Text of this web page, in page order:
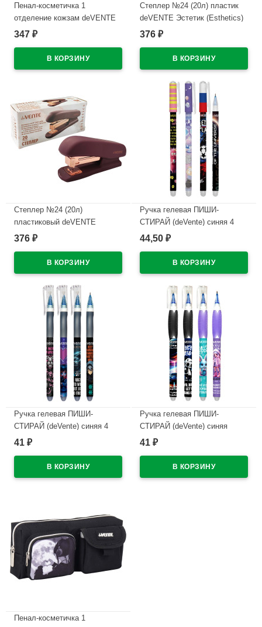
Пенал-косметичка 1
отделение кожзам deVENTE
Нельзя ручка-петля
347 ₽
Степлер №24 (20л) пластик
deVENTE Эстетик (Esthetics)
лавандово-пепельный с
376 ₽
Степлер №24 (20л)
пластиковый deVENTE
Эстетик (Esthetics) бургунди с
376 ₽
Ручка гелевая ПИШИ-
СТИРАЙ (deVente) синяя 4
дизайна корпуса ассорти
44,50 ₽
Ручка гелевая ПИШИ-
СТИРАЙ (deVente) синяя 4
дизайна корпуса ассорти
41 ₽
Ручка гелевая ПИШИ-
СТИРАЙ (deVente) синяя
ассорти 0,5мм арт.5051626
41 ₽
Пенал-косметичка 1